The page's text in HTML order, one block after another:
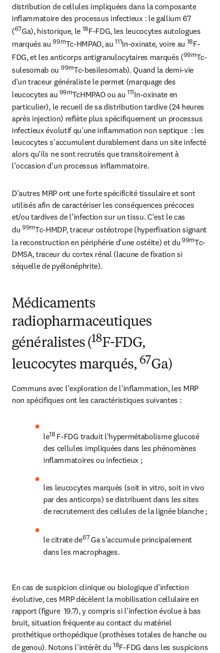
distribution de cellules impliquées dans la composante
inflammatoire des processus infectieux : le gallium 67
(67Ga), historique, le 18F-FDG, les leucocytes autologues
marqués au 99mTc-HMPAO, au 111In-oxinate, voire au 18F-
FDG, et les anticorps antigranulocytaires marqués (99mTc-
sulesomab ou 99mTc-besilesomab). Quand la demi-vie
d'un traceur généraliste le permet (marquage des
leucocytes au 99mTcHMPAO ou au 111In-oxinate en
particulier), le recueil de sa distribution tardive (24 heures
après injection) reflète plus spécifiquement un processus
infectieux évolutif qu'une inflammation non septique  : les
leucocytes s'accumulent durablement dans un site infecté
alors qu'ils ne sont recrutés que transitoirement à
l'occasion d'un processus inflammatoire.
D'autres MRP ont une forte spécificité tissulaire et sont
utilisés afin de caractériser les conséquences précoces
et/ou tardives de l'infection sur un tissu. C'est le cas
du 99mTc-HMDP, traceur ostéotrope (hyperfixation signant
la reconstruction en périphérie d'une ostéite) et du 99mTc-
DMSA, traceur du cortex rénal (lacune de fixation si
séquelle de pyélonéphrite).
Médicaments
radiopharmaceutiques
généralistes (18F-FDG,
leucocytes marqués, 67Ga)
Communs avec l'exploration de l'inflammation, les MRP
non spécifiques ont les caractéristiques suivantes :
le18 F-FDG traduit l'hypermétabolisme glucosé
des cellules impliquées dans les phénomènes
inflammatoires ou infectieux ;
les leucocytes marqués (soit in vitro, soit in vivo
par des anticorps) se distribuent dans les sites
de recrutement des cellules de la lignée blanche ;
le citrate de67 Ga s'accumule principalement
dans les macrophages.
En cas de suspicion clinique ou biologique d'infection
évolutive, ces MRP décèlent la mobilisation cellulaire en
rapport (figure  19.7), y compris si l'infection évolue à bas
bruit, situation fréquente au contact du matériel
prothétique orthopédique (prothèses totales de hanche ou
de genou). Notons l'intérêt du 18F-FDG dans les suspicions